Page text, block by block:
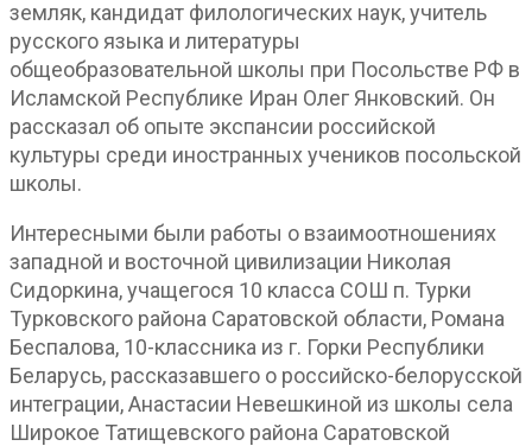
земляк, кандидат филологических наук, учитель
русского языка и литературы
общеобразовательной школы при Посольстве РФ в
Исламской Республике Иран Олег Янковский. Он
рассказал об опыте экспансии российской
культуры среди иностранных учеников посольской
школы.
Интересными были работы о взаимоотношениях
западной и восточной цивилизации Николая
Сидоркина, учащегося 10 класса СОШ п. Турки
Турковского района Саратовской области, Романа
Беспалова, 10-классника из г. Горки Республики
Беларусь, рассказавшего о российско-белорусской
интеграции, Анастасии Невешкиной из школы села
Широкое Татищевского района Саратовской